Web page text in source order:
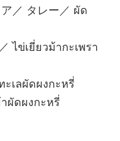
／ タレー／ ผัด
ไข่เยี่ยวม้ากะเพรา
เลผัดผงกะหรี่
ผัดผงกะหรี่